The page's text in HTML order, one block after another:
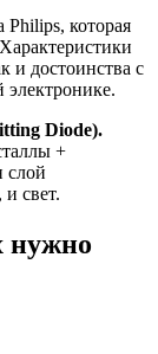
которая
и достоинства с
электронике.
Diode).
+
слой
свет.
нужно